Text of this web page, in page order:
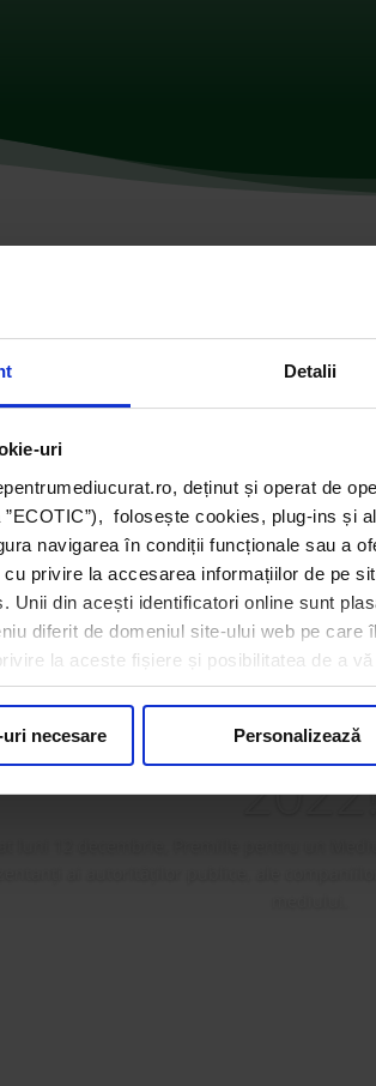
Detalii
uri
deținut și operat de
”ECOTIC”), folosește cookies, plug-ins și
navigarea în condiții funcționale sau a
privire la accesarea informațiilor de pe
Unii din acești identificatori online sunt
diferit de domeniul site-ului web pe
la aceste fișiere și posibilitatea de a
necesare Personalizează
a premiat
pentru